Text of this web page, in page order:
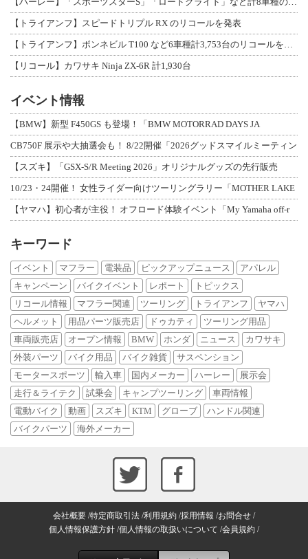
【トライアンフ】スピードトリプル RX のリコールを発表
【リコール】カワサキ Ninja ZX-6R 計1,930台
イベント情報
【BMW】新型 F450GS も登場！「BMW MOTORRAD DAYS JA
CB750F 展示や大抽選会も！ 8/22開催「2026グッドスマイルミーティン
【スズキ】「GSX-S/R Meeting 2026」オリジナルグッズの先行販売
10/23・24開催！ 女性ライダー向けツーリングラリー「MOTHER LAKE
【ヤマハ】初心者が主役！ オフロード体験イベント「My Yamaha off-r
キーワード
イベント マフラー 電装品 ピックアップニュース
アパレル
キャンペーン
バイクイベント レポート
トピックス
リコール情報
マフラー関連 ツーリング トライアンフ
ヤマハ
ヘルメット
用品パーツ販売店 ドゥカティ
ツーリング用品
車両販売店
オープン情報 BMW ホンダ ニュース
カワサキ
外装パーツ
バイク用品 バイク雑貨
サスペンション
モータースポーツ
輸入車 国内メーカー ハーレー
展示会
走行＆ライテク
試乗会 キャンプツーリング
車両情報
電動バイク
動画 スズキ KTM グローブ
ハンドル関連
バイクパーツ
海外メーカー
会社概要 特定商取引法 利用規約 採用情報 お問合せ
個人情報保護方針 個人情報の取扱いについて 会員規約